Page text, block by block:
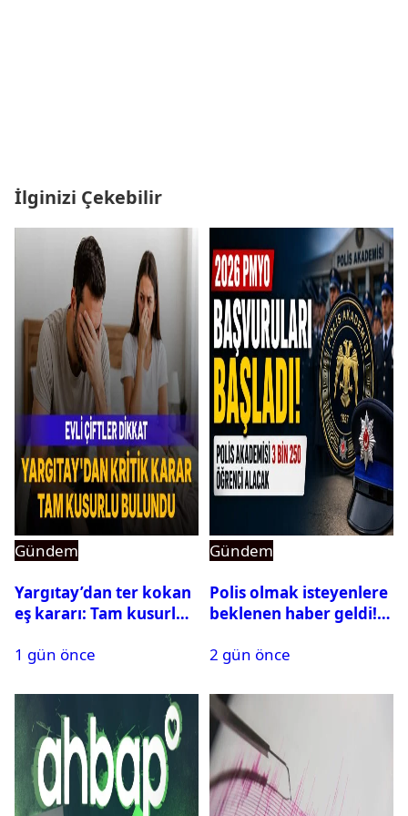
İlginizi Çekebilir
Gündem
Yargıtay’dan ter kokan
eş kararı: Tam kusurlu
1 gün önce
Gündem
Polis olmak isteyenlere
beklenen haber geldi!
2 gün önce